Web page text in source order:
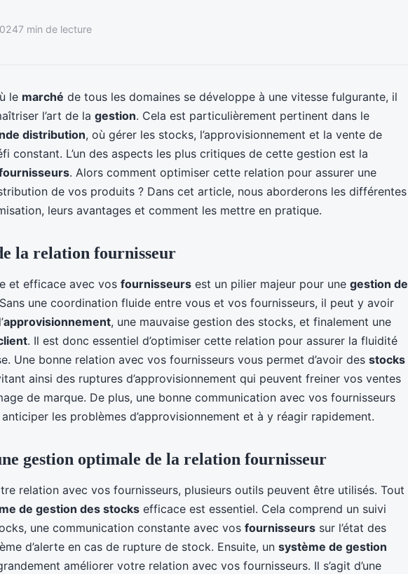
7 min de lecture
le marché de tous les domaines se développe à une vitesse fulgurante, il
l’art de la gestion. Cela est particulièrement pertinent dans le
distribution, où gérer les stocks, l’approvisionnement et la vente de
constant. L’un des aspects les plus critiques de cette gestion est la
. Alors comment optimiser cette relation pour assurer une
de vos produits ? Dans cet article, nous aborderons les différentes
leurs avantages et comment les mettre en pratique.
la relation fournisseur
et efficace avec vos fournisseurs est un pilier majeur pour une gestion de
une coordination fluide entre vous et vos fournisseurs, il peut y avoir
approvisionnement, une mauvaise gestion des stocks, et finalement une
. Il est donc essentiel d’optimiser cette relation pour assurer la fluidité
Une bonne relation avec vos fournisseurs vous permet d’avoir des stocks
ainsi des ruptures d’approvisionnement qui peuvent freiner vos ventes
de marque. De plus, une bonne communication avec vos fournisseurs
les problèmes d’approvisionnement et à y réagir rapidement.
gestion optimale de la relation fournisseur
relation avec vos fournisseurs, plusieurs outils peuvent être utilisés. Tout
de gestion des stocks efficace est essentiel. Cela comprend un suivi
une communication constante avec vos fournisseurs sur l’état des
d’alerte en cas de rupture de stock. Ensuite, un système de gestion
améliorer votre relation avec vos fournisseurs. Il s’agit d’une